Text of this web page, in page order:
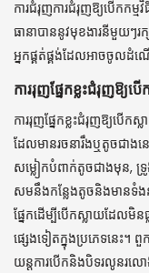
ការជំរុញការជំរុញឱ្យបើកកម្
ធានាបាននូវមុខងារនីមួយៗរក្
អ្នកផ្គត់ផ្គង់ដែលអាចចូលដំ
ការរុញផ្នែកខ្លះជំរុញឱ្យ
ការរុញផ្នែកខ្លះជំរុញឱ្យបើក
ដែលមានរចនារឹងឬតូចជាងនេ
សម្លៀកបំពាក់តូចជាងមុន,
សមនឹងកន្លែងតូចនិងមានទំ
ផ្នែកដើម្បីបើកស្លាយដែលមិន
ផ្សេងទៀតក្នុងប្រភេទនេះ។
យន្តការបើកនិងបិទរលូនរលោ